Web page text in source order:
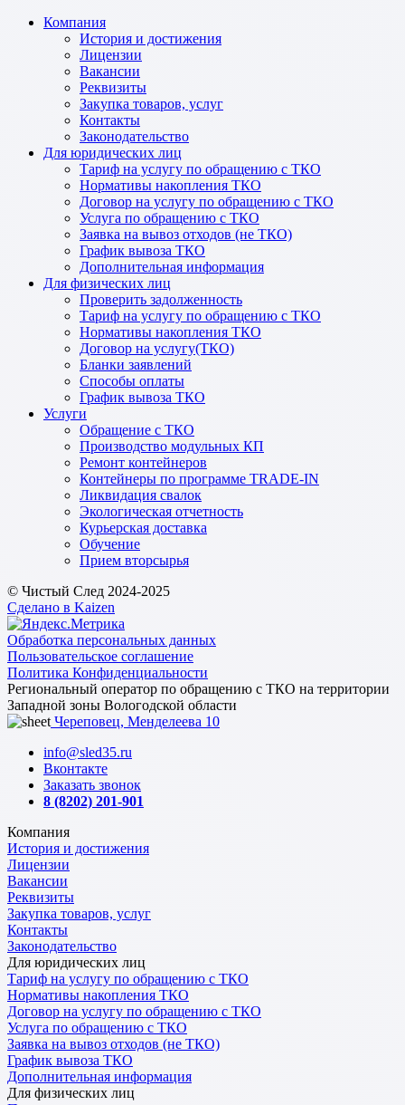
Компания
История и достижения
Лицензии
Вакансии
Реквизиты
Закупка товаров, услуг
Контакты
Законодательство
Для юридических лиц
Тариф на услугу по обращению с ТКО
Нормативы накопления ТКО
Договор на услугу по обращению с ТКО
Услуга по обращению с ТКО
Заявка на вывоз отходов (не ТКО)
График вывоза ТКО
Дополнительная информация
Для физических лиц
Проверить задолженность
Тариф на услугу по обращению с ТКО
Нормативы накопления ТКО
Договор на услугу(ТКО)
Бланки заявлений
Способы оплаты
График вывоза ТКО
Услуги
Обращение с ТКО
Производство модульных КП
Ремонт контейнеров
Контейнеры по программе TRADE-IN
Ликвидация свалок
Экологическая отчетность
Курьерская доставка
Обучение
Прием вторсырья
© Чистый След 2024-2025
Сделано в Kaizen
Обработка персональных данных
Пользовательское соглашение
Политика Конфиденциальности
Региональный оператор по обращению с ТКО на территории
Западной зоны Вологодской области
Череповец, Менделеева 10
info@sled35.ru
Вконтакте
Заказать звонок
8 (8202) 201-901
Компания
История и достижения
Лицензии
Вакансии
Реквизиты
Закупка товаров, услуг
Контакты
Законодательство
Для юридических лиц
Тариф на услугу по обращению с ТКО
Нормативы накопления ТКО
Договор на услугу по обращению с ТКО
Услуга по обращению с ТКО
Заявка на вывоз отходов (не ТКО)
График вывоза ТКО
Дополнительная информация
Для физических лиц